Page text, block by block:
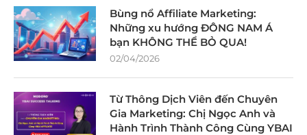
Bùng nổ Affiliate Marketing:
Những xu hướng ĐÔNG NAM Á
bạn KHÔNG THỂ BỎ QUA!
02/04/2026
Từ Thông Dịch Viên đến Chuyên
Gia Marketing: Chị Ngọc Anh và
Hành Trình Thành Công Cùng YBAI